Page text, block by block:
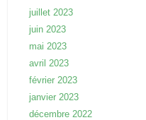
juillet 2023
juin 2023
mai 2023
avril 2023
février 2023
janvier 2023
décembre 2022